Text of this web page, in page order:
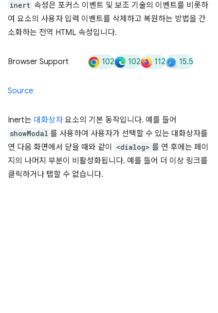
inert 속성은 포커스 이벤트 및 보조 기술의 이벤트를 비롯하
여 요소의 사용자 입력 이벤트를 삭제하고 복원하는 방법을 간
소화하는 전역 HTML 속성입니다.
Browser Support 102 102 112 15.5
Source
Inert는 대화상자 요소의 기본 동작입니다. 예를 들어
showModal 를 사용하여 사용자가 선택할 수 있는 대화상자를
연 다음 화면에서 닫을 때와 같이
<dialog> 를 연 후에는 페이
지의 나머지 부분이 비활성화됩니다. 예를 들어 더 이상 링크를
클릭하거나 탭할 수 없습니다.